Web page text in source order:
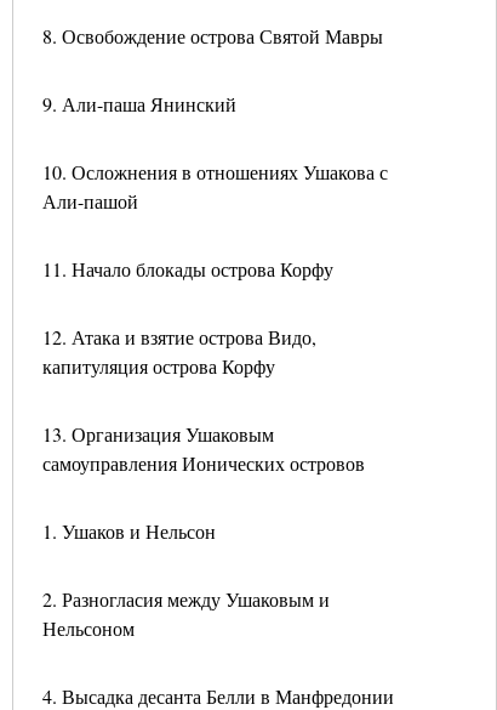
8. Освобождение острова Святой Мавры
9. Али-паша Янинский
10. Осложнения в отношениях Ушакова с
Али-пашой
11. Начало блокады острова Корфу
12. Атака и взятие острова Видо,
капитуляция острова Корфу
13. Организация Ушаковым
самоуправления Ионических островов
1. Ушаков и Нельсон
2. Разногласия между Ушаковым и
Нельсоном
4. Высадка десанта Белли в Манфредонии